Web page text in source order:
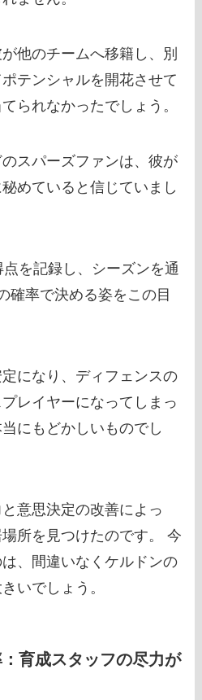
他のチームへ移籍し、別
テンシャルを開花させて
られなかったでしょう。
スパーズファンは、彼が
めていると信じていまし
を記録し、シーズンを通
確率で決める姿をこの目
になり、ディフェンスの
レイヤーになってしまっ
にもどかしいものでし
意思決定の改善によっ
所を見つけたのです。 今
、間違いなくケルドンの
いでしょう。
育成スタッフの尽力が